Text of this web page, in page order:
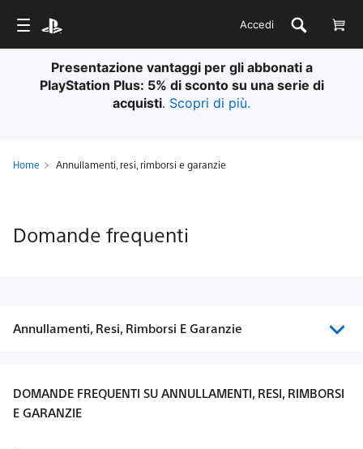
Accedi
Presentazione vantaggi per gli abbonati a
PlayStation Plus: 5% di sconto su una serie di
acquisti. Scopri di più.
Home Annullamenti, resi, rimborsi e garanzie
Domande frequenti
Annullamenti, Resi, Rimborsi E Garanzie
DOMANDE FREQUENTI SU ANNULLAMENTI, RESI, RIMBORSI
E GARANZIE